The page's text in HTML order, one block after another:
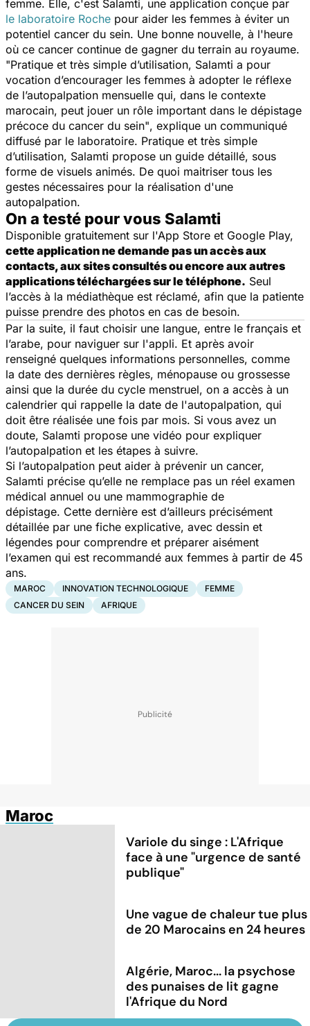
femme. Elle, c'est Salamti, une application conçue par
le laboratoire Roche pour aider les femmes à éviter un
potentiel cancer du sein. Une bonne nouvelle, à l'heure
où ce cancer continue de gagner du terrain au royaume.
"Pratique et très simple d’utilisation, Salamti a pour
vocation d’encourager les femmes à adopter le réflexe
de l’autopalpation mensuelle qui, dans le contexte
marocain, peut jouer un rôle important dans le dépistage
précoce du cancer du sein", explique un communiqué
diffusé par le laboratoire. Pratique et très simple
d’utilisation, Salamti propose un guide détaillé, sous
forme de visuels animés. De quoi maitriser tous les
gestes nécessaires pour la réalisation d'une
autopalpation.
On a testé pour vous Salamti
Disponible gratuitement sur l'App Store et Google Play,
cette application ne demande pas un accès aux
contacts, aux sites consultés ou encore aux autres
applications téléchargées sur le téléphone. Seul
l’accès à la médiathèque est réclamé, afin que la patiente
puisse prendre des photos en cas de besoin.
Par la suite, il faut choisir une langue, entre le français et
l’arabe, pour naviguer sur l'appli. Et après avoir
renseigné quelques informations personnelles, comme
la date des dernières règles, ménopause ou grossesse
ainsi que la durée du cycle menstruel, on a accès à un
calendrier qui rappelle la date de l'autopalpation, qui
doit être réalisée une fois par mois. Si vous avez un
doute, Salamti propose une vidéo pour expliquer
l’autopalpation et les étapes à suivre.
Si l’autopalpation peut aider à prévenir un cancer,
Salamti précise qu’elle ne remplace pas un réel examen
médical annuel ou une mammographie de
dépistage. Cette dernière est d’ailleurs précisément
détaillée par une fiche explicative, avec dessin et
légendes pour comprendre et préparer aisément
l’examen qui est recommandé aux femmes à partir de 45
ans.
MAROC INNOVATION TECHNOLOGIQUE
FEMME
CANCER DU SEIN
AFRIQUE
Maroc
Variole du singe : L'Afrique
face à une "urgence de santé
publique"
Une vague de chaleur tue plus
de 20 Marocains en 24 heures
Algérie, Maroc... la psychose
des punaises de lit gagne
l'Afrique du Nord